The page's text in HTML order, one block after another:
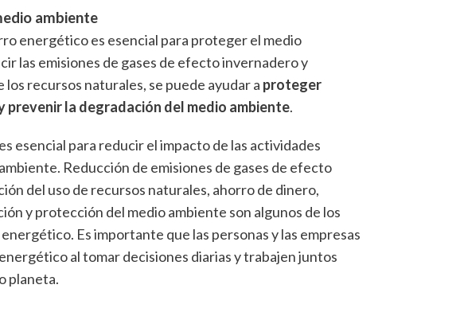
ambiente
energético es esencial para proteger el medio
las emisiones de gases de efecto invernadero y
los recursos naturales, se puede ayudar a proteger
prevenir la degradación del medio ambiente.
esencial para reducir el impacto de las actividades
Reducción de emisiones de gases de efecto
del uso de recursos naturales, ahorro de dinero,
y protección del medio ambiente son algunos de los
Es importante que las personas y las empresas
al tomar decisiones diarias y trabajen juntos
planeta.